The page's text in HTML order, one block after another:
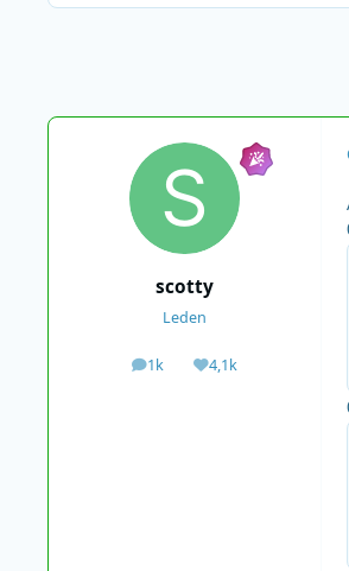
scotty
Leden
1k
berichten4,1k
Waardering